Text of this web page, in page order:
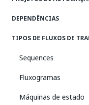
DEPENDÊNCIAS
TIPOS DE FLUXOS DE
Sequences
Fluxogramas
Máquinas de estado